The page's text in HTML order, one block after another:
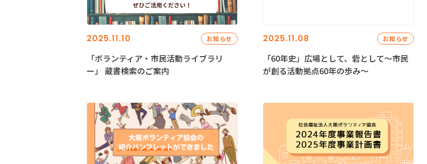
2025.11.10 お知らせ
「ボランティア・市民活動ライブラリ
ー」 蔵書検索のご案内
2025.11.08 お知らせ
「60年史」広場として、砦として～市民
が創る活動拠点60年の歩み～